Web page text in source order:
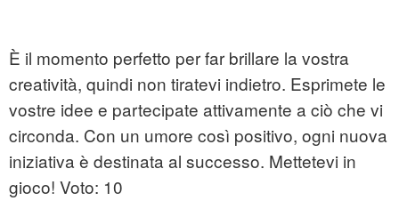
È il momento perfetto per far brillare la vostra
creatività, quindi non tiratevi indietro. Esprimete le
vostre idee e partecipate attivamente a ciò che vi
circonda. Con un umore così positivo, ogni nuova
iniziativa è destinata al successo. Mettetevi in
gioco! Voto: 10